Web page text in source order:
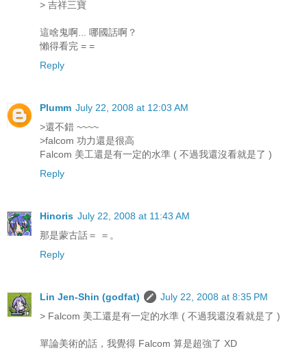
> 吉祥三寶
這啥鬼啊... 哪國話啊？
懶得看完 = =
Reply
Plumm July 22, 2008 at 12:03 AM
>還不錯 ~~~~
>falcom 功力還是很高
Falcom 美工還是有一定的水準 ( 不過我還沒看就是了 )
Reply
Hinoris July 22, 2008 at 11:43 AM
那是蒙古話＝ ＝。
Reply
Lin Jen-Shin (godfat)
July 22, 2008 at 8:35 PM
> Falcom 美工還是有一定的水準 ( 不過我還沒看就是了 )
單論美術的話，我覺得 Falcom 算是超強了 XD